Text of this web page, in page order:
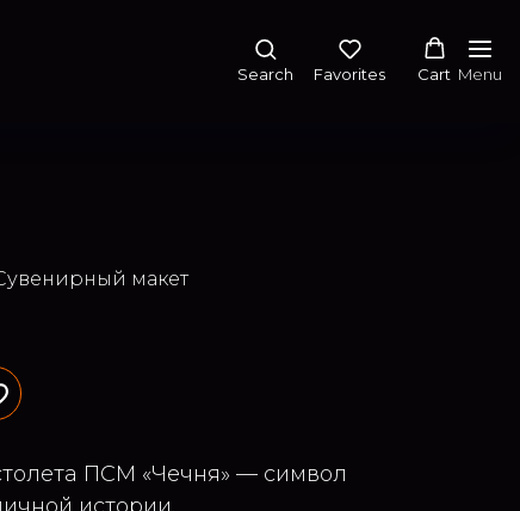
Search Favorites Cart Menu
макет
ПСМ «Чечня» — символ